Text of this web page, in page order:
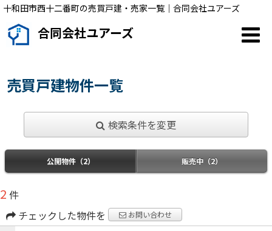
十和田市西十二番町の売買戸建・売家一覧｜合同会社ユアーズ
合同会社ユアーズ
売買戸建物件一覧
検索条件を変更
公開物件（2） 販売中（2）
2 件
チェックした物件を
お問い合わせ